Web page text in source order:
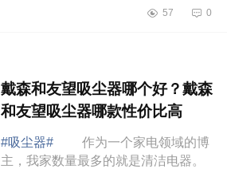
号好用？德尔玛t50station续航好不
57 0
戴森和友望吸尘器哪个好？戴森
和友望吸尘器哪款性价比高
#吸尘器#
作为一个家电领域的博
主，我家数量最多的就是清洁电器。